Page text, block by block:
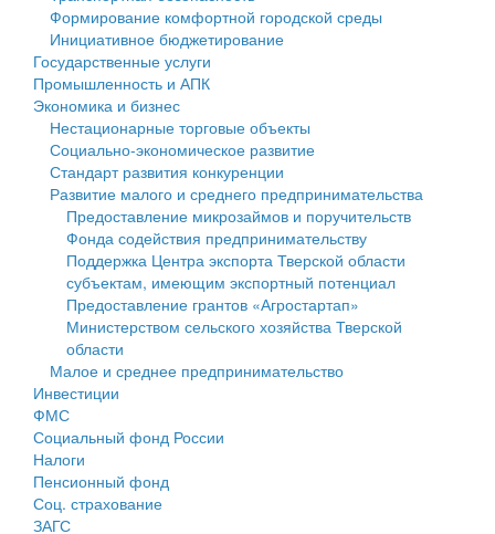
Государственные услуги
Промышленность и АПК
Экономика и бизнес
Символика
Устав
Гостям округа
Туризм
Культура
Образование
Здравоохранение
Социальная защита
Фотоальбом
муниципального округа Тверской области
Администрация Кашинского муниципального округа
Тверской области
Управление сельскими территориями
Открытые данные
Работа с обращениями граждан
Муниципальный контроль
Муниципальные услуги
Проекты административных регламентов
Антимонопольный комплаенс
Противодействие коррупции
Финансовое управление
Бюджет для граждан
Имущество
Выявление правообладателей ранее учтенных
объектов недвижимости
Имущественная поддержка субъектов малого и
среднего предпринимательства
Информационная поддержка субъектов малого и
среднего предпринимательства
Муниципальные программы
Контрольно-счетная палата
Персональные данные
Формирование комфортной городской среды
Инициативное бюджетирование
Государственные услуги
Промышленность и АПК
Экономика и бизнес
Нестационарные торговые объекты
Социально-экономическое развитие
Стандарт развития конкуренции
Развитие малого и среднего предпринимательства
Предоставление микрозаймов и поручительств
Фонда содействия предпринимательству
Поддержка Центра экспорта Тверской области
субъектам, имеющим экспортный потенциал
Предоставление грантов «Агростартап»
Министерством сельского хозяйства Тверской
области
Малое и среднее предпринимательство
Инвестиции
ФМС
Социальный фонд России
Налоги
Пенсионный фонд
Соц. страхование
ЗАГС